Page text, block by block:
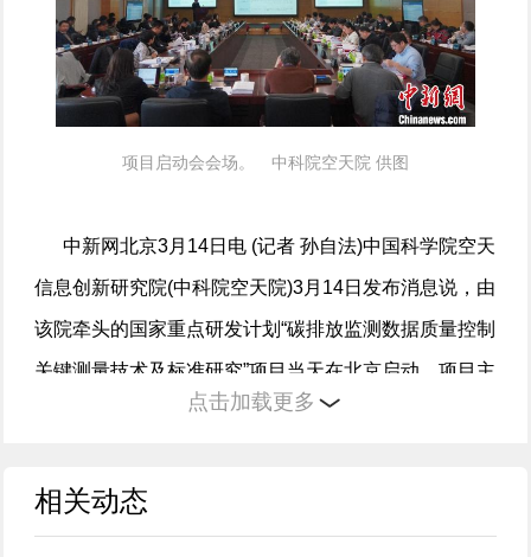
项目启动会会场。 中科院空天院 供图
中新网北京3月14日电 (记者 孙自法)中国科学院空天
信息创新研究院(中科院空天院)3月14日发布消息说，由
该院牵头的国家重点研发计划“碳排放监测数据质量控制
关键测量技术及标准研究”项目当天在北京启动。项目主
要工作目标之一，就是开展面向高时空分辨率、广域覆
过空天信息技术助力“双碳”(碳达峰、碳中和)目标实现。
点击加载更多
相关动态